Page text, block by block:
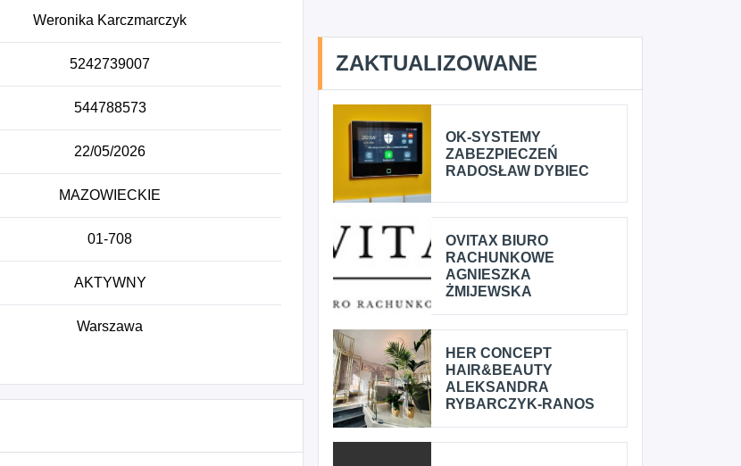
Weronika Karczmarczyk
5242739007
544788573
22/05/2026
MAZOWIECKIE
01-708
AKTYWNY
Warszawa
ZAKTUALIZOWANE
OK-SYSTEMY
ZABEZPIECZEŃ
RADOSŁAW DYBIEC
OVITAX BIURO
RACHUNKOWE
AGNIESZKA
ŻMIJEWSKA
HER CONCEPT
HAIR&BEAUTY
ALEKSANDRA
RYBARCZYK-RANOS